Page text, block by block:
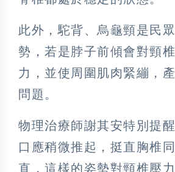
此外，駝背、烏龜頸是民
勢，若是脖子前傾會對頸
力，並使周圍肌肉緊繃，
問題。
物理治療師謝其安特別提
口應稍微推起，挺直胸椎
直，這樣的姿勢對頸椎壓